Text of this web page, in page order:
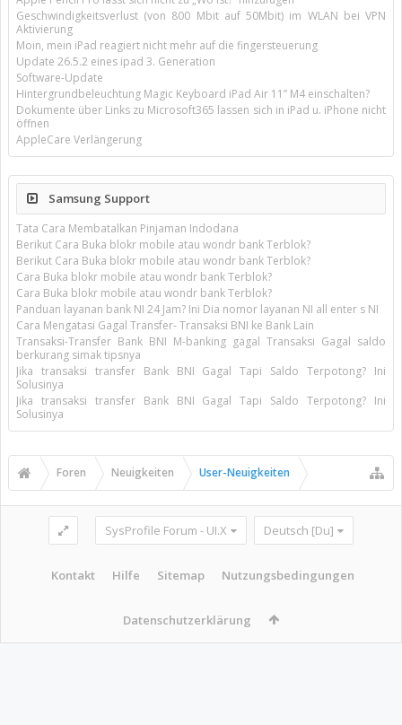
Geschwindigkeitsverlust (von 800 Mbit auf 50Mbit) im WLAN bei VPN
Aktivierung
Moin, mein iPad reagiert nicht mehr auf die fingersteuerung
Update 26.5.2 eines ipad 3. Generation
Software-Update
Hintergrundbeleuchtung Magic Keyboard iPad Air 11’’ M4 einschalten?
Dokumente über Links zu Microsoft365 lassen sich in iPad u. iPhone nicht
öffnen
AppleCare Verlängerung
Samsung Support
Tata Cara Membatalkan Pinjaman Indodana
Berikut Cara Buka blokr mobile atau wondr bank Terblok?
Berikut Cara Buka blokr mobile atau wondr bank Terblok?
Cara Buka blokr mobile atau wondr bank Terblok?
Cara Buka blokr mobile atau wondr bank Terblok?
Panduan layanan bank NI 24 Jam? Ini Dia nomor layanan NI all enter s NI
Cara Mengatasi Gagal Transfer- Transaksi BNI ke Bank Lain
Transaksi-Transfer Bank BNI M-banking gagal Transaksi Gagal saldo
berkurang simak tipsnya
Jika transaksi transfer Bank BNI Gagal Tapi Saldo Terpotong? Ini
Solusinya
Jika transaksi transfer Bank BNI Gagal Tapi Saldo Terpotong? Ini
Solusinya
Foren Neuigkeiten User-Neuigkeiten
SysProfile Forum - UI.X Deutsch [Du]
Kontakt Hilfe Sitemap Nutzungsbedingungen
Datenschutzerklärung